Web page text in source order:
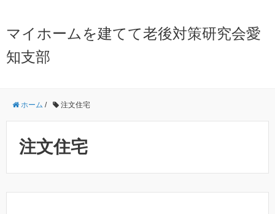
マイホームを建てて老後対策研究会愛
知支部
ホーム / 注文住宅
注文住宅